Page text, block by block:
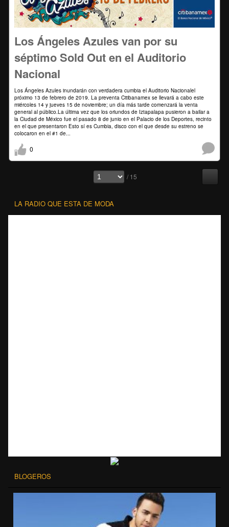
Los Ángeles Azules van por su
séptimo Sold Out en el Auditorio
Nacional
Los Ángeles Azules inundarán con verdadera cumbia el Auditorio Nacionalel
próximo 13 de febrero de 2019. La preventa Citibanamex se llevará a cabo este
miércoles 14 y jueves 15 de noviembre; un día más tarde comenzará la venta
general al público.La última vez que los oriundos de Iztapalapa pusieron a bailar a
la Ciudad de México fue el pasado 8 de junio en el Palacio de los Deportes, recinto
en el que presentaron Esto sí es Cumbia, disco con el que desde su estreno se
colocaron en el #1 de...
0
/ 15
LA RADIO QUE ESTA DE MODA
BLOGEROS